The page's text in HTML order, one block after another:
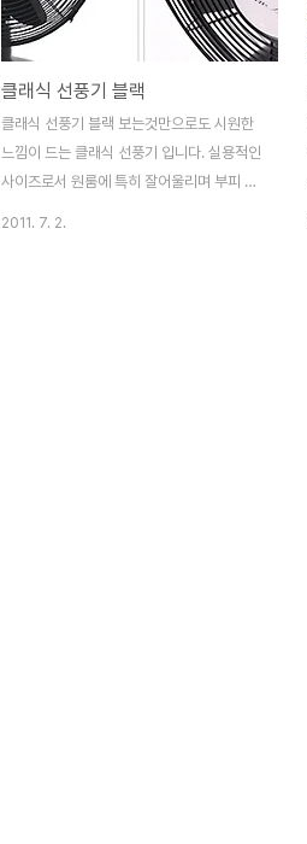
클래식 선풍기 블랙
클래식 선풍기 블랙 보는것만으로도 시원한
느낌이 드는 클래식 선풍기 입니다. 실용적인
사이즈로서 원룸에 특히 잘어울리며 부피 부
2011. 7. 2.